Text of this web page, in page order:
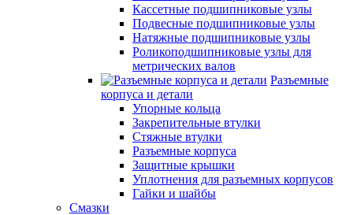
Кассетные подшипниковые узлы
Подвесные подшипниковые узлы
Натяжные подшипниковые узлы
Роликоподшипниковые узлы для
метрических валов
Разъемные
корпуса и детали
Упорные кольца
Закрепительные втулки
Стяжные втулки
Разъемные корпуса
Защитные крышки
Уплотнения для разъемных корпусов
Гайки и шайбы
Смазки